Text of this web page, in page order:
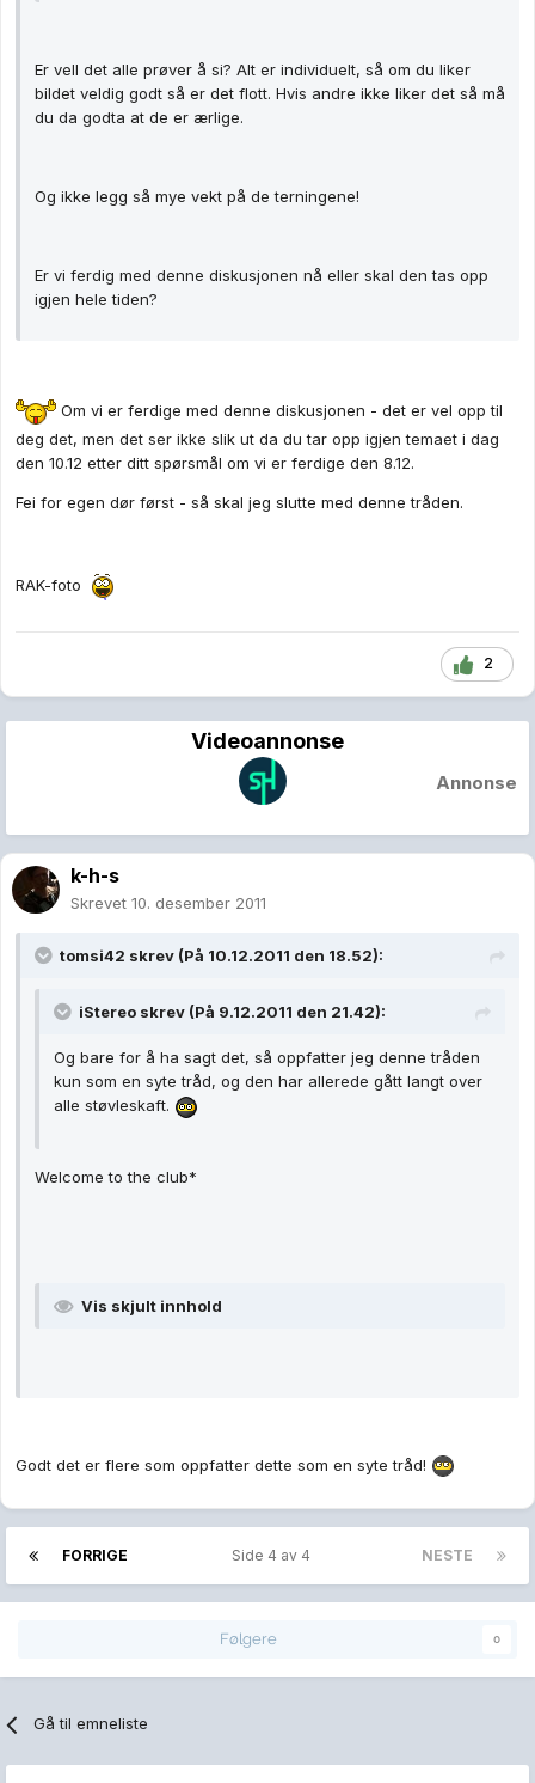
Er vell det alle prøver å si? Alt er individuelt, så om du liker
bildet veldig godt så er det flott. Hvis andre ikke liker det så må
du da godta at de er ærlige.
Og ikke legg så mye vekt på de terningene!
Er vi ferdig med denne diskusjonen nå eller skal den tas opp
igjen hele tiden?
Om vi er ferdige med denne diskusjonen - det er vel opp til
deg det, men det ser ikke slik ut da du tar opp igjen temaet i dag
den 10.12 etter ditt spørsmål om vi er ferdige den 8.12.
Fei for egen dør først - så skal jeg slutte med denne tråden.
RAK-foto
2
Videoannonse
Annonse
k-h-s
Skrevet 10. desember 2011
tomsi42 skrev (På 10.12.2011 den 18.52):
iStereo skrev (På 9.12.2011 den 21.42):
Og bare for å ha sagt det, så oppfatter jeg denne tråden
kun som en syte tråd, og den har allerede gått langt over
alle støvleskaft.
Welcome to the club*
Vis skjult innhold
Godt det er flere som oppfatter dette som en syte tråd!
FORRIGE NESTE
Side 4 av 4
Følgere 0
Gå til emneliste